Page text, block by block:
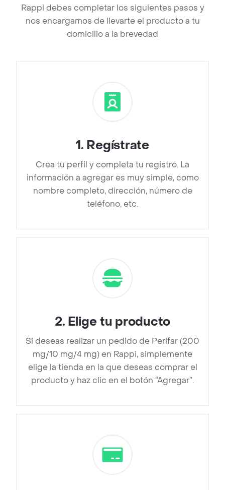
Rappi debes completar los siguientes pasos y
nos encargamos de llevarte el producto a tu
domicilio a la brevedad
1. Regístrate
Crea tu perfil y completa tu registro. La
información a agregar es muy simple, como
nombre completo, dirección, número de
teléfono, etc.
2. Elige tu producto
Si deseas realizar un pedido de Perifar (200
mg/10 mg/4 mg) en Rappi, simplemente
elige la tienda en la que deseas comprar el
producto y haz clic en el botón “Agregar”.